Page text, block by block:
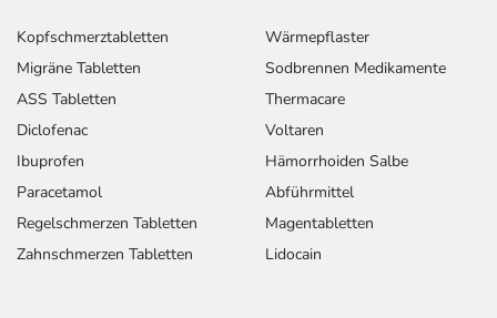
Kopfschmerztabletten
Migräne Tabletten
ASS Tabletten
Diclofenac
Ibuprofen
Paracetamol
Regelschmerzen Tabletten
Zahnschmerzen Tabletten
Wärmepflaster
Sodbrennen Medikamente
Thermacare
Voltaren
Hämorrhoiden Salbe
Abführmittel
Magentabletten
Lidocain